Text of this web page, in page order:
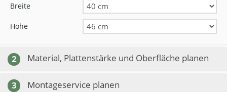
Breite
Höhe
2 Material, Plattenstärke und Oberfläche planen
3 Montageservice planen